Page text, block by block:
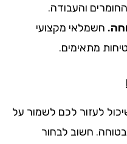
והעבודה.
חשמלאי מקצועי
מתאימים.
לעזור לכם לשמור על
חשוב לבחור